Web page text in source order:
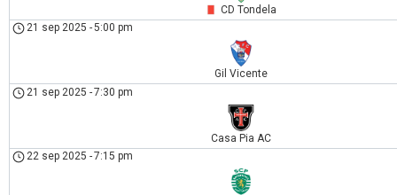
CD Tondela
21 sep 2025 -5:00 pm
Gil Vicente
21 sep 2025 -7:30 pm
Casa Pia AC
22 sep 2025 -7:15 pm